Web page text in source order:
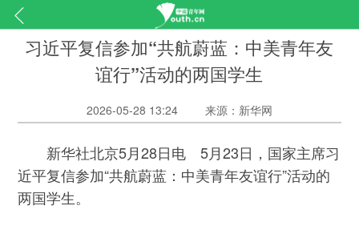
习近平复信参加“共航蔚蓝：中美青年友
谊行”活动的两国学生
2026-05-28 13:24 来源：新华网
新华社北京5月28日电 5月23日，国家主席习
近平复信参加“共航蔚蓝：中美青年友谊行”活动的
两国学生。